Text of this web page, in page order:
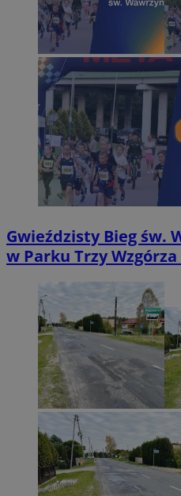
Gwieździsty Bieg św.
w Parku Trzy